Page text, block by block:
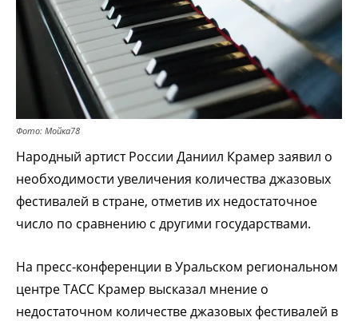
Фото: Мойка78
Народный артист России Даниил Крамер заявил о
необходимости увеличения количества джазовых
фестивалей в стране, отметив их недостаточное
число по сравнению с другими государствами.
На пресс-конференции в Уральском региональном
центре ТАСС Крамер высказал мнение о
недостаточном количестве джазовых фестивалей в